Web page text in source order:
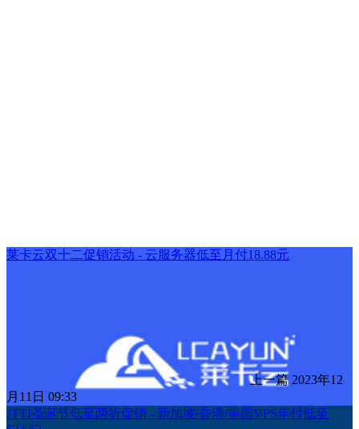
莱卡云双十二促销活动 - 云服务器低至月付18.88元
上一篇 2023年12
月11日 09:33
JTTI圣诞节低至两折促销 - 新加坡/香港/美国VPS年付低至